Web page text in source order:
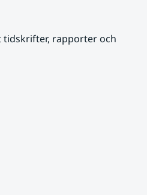
tidskrifter, rapporter och